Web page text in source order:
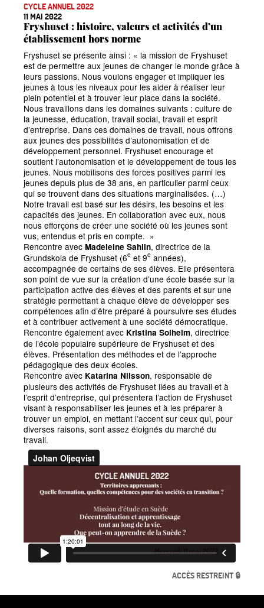
CYCLE ANNUEL 2022
11 MAI 2022
Fryshuset : histoire, valeurs et activités d’un
établissement hors norme
Fryshuset se présente ainsi : « la mission de Fryshuset
est de permettre aux jeunes de changer le monde grâce à
leurs passions. Nous voulons engager et impliquer les
jeunes à tous les niveaux pour les aider à réaliser leur
plein potentiel et à trouver leur place dans la société.
Nous travaillons dans les domaines suivants : culture de
la jeunesse, éducation, travail social, travail et esprit
d’entreprise. Dans ces domaines de travail, nous offrons
aux jeunes des possibilités d’autonomisation et de
développement personnel. Fryshuset encourage et
soutient l’autonomisation et le développement de tous les
jeunes. Nous mobilisons des forces positives parmi les
jeunes depuis plus de 38 ans, en particulier parmi ceux
qui se trouvent dans des situations marginalisées. (…)
Notre travail est basé sur les désirs, les besoins et les
capacités des jeunes. En collaboration avec eux, nous
nous efforçons de créer une société où les jeunes sont
vus, entendus et pris en compte. »
Rencontre avec Madeleine Sahlin, directrice de la
Grundskola de Fryshuset (6e et 9e années),
accompagnée de certains de ses élèves. Elle présentera
son point de vue sur la création d’une école basée sur la
participation active des élèves et des parents et sur une
stratégie permettant à chaque élève de développer ses
compétences afin d’être préparé à poursuivre ses études
et à contribuer activement à une société démocratique.
Rencontre également avec Kristina Solheim, directrice
de l’école populaire supérieure de Fryshuset et des
élèves. Présentation des méthodes et de l’approche
pédagogique des deux écoles.
Rencontre avec Katarina Nilsson, responsable de
plusieurs des activités de Fryshuset liées au travail et à
l’esprit d’entreprise, qui présentera l’action de Fryshuset
visant à responsabiliser les jeunes et à les préparer à
trouver un emploi, en mettant l’accent sur ceux qui, pour
diverses raisons, sont assez éloignés du marché du
travail.
ACCÈS RESTREINT 🔒